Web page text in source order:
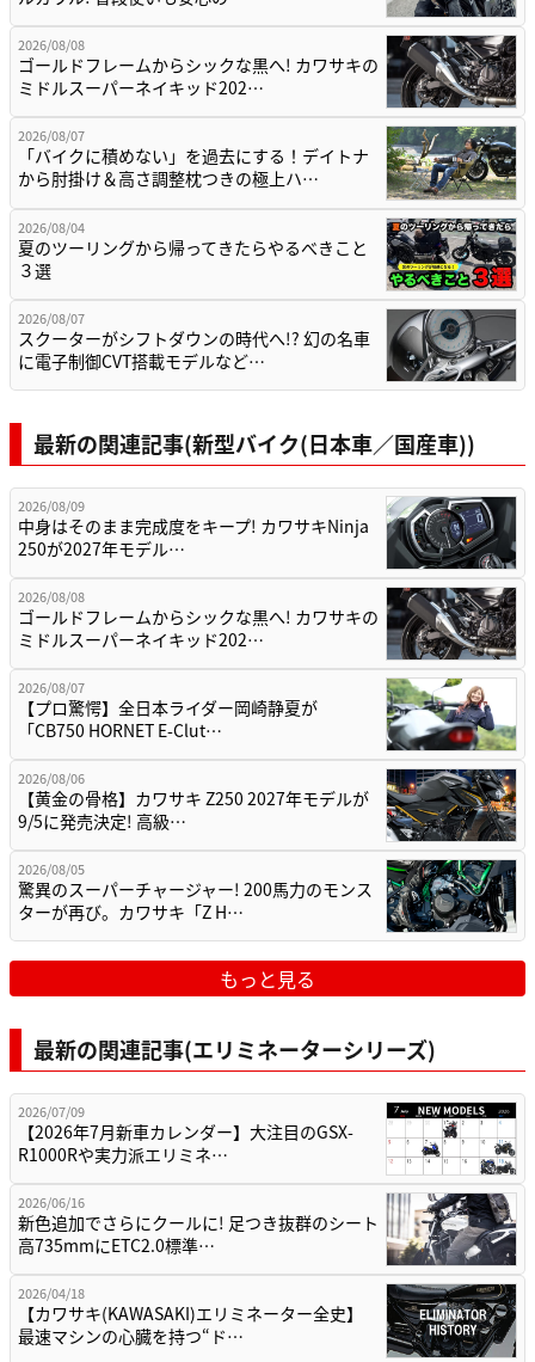
2026/08/08
ゴールドフレームからシックな黒へ! カワサキの
ミドルスーパーネイキッド202…
2026/08/07
「バイクに積めない」を過去にする！デイトナ
から肘掛け＆高さ調整枕つきの極上ハ…
2026/08/04
夏のツーリングから帰ってきたらやるべきこと
３選
2026/08/07
スクーターがシフトダウンの時代へ!? 幻の名車
に電子制御CVT搭載モデルなど…
最新の関連記事(新型バイク(日本車／国産車))
2026/08/09
中身はそのまま完成度をキープ! カワサキNinja
250が2027年モデル…
2026/08/08
ゴールドフレームからシックな黒へ! カワサキの
ミドルスーパーネイキッド202…
2026/08/07
【プロ驚愕】全日本ライダー岡崎静夏が
「CB750 HORNET E-Clut…
2026/08/06
【黄金の骨格】カワサキ Z250 2027年モデルが
9/5に発売決定! 高級…
2026/08/05
驚異のスーパーチャージャー! 200馬力のモンス
ターが再び。カワサキ「Z H…
もっと見る
最新の関連記事(エリミネーターシリーズ)
2026/07/09
【2026年7月新車カレンダー】大注目のGSX-
R1000Rや実力派エリミネ…
2026/06/16
新色追加でさらにクールに! 足つき抜群のシート
高735mmにETC2.0標準…
2026/04/18
【カワサキ(KAWASAKI)エリミネーター全史】
最速マシンの心臓を持つ“ド…